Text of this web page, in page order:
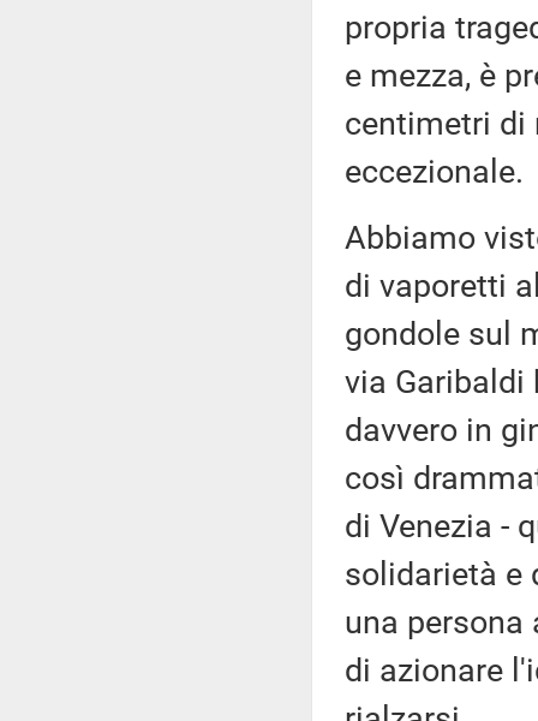
propria
e mezza, è
centimetri di
eccezionale.
Abbiamo
di vaporetti
gondole sul
via Garibaldi
davvero in
così
di Venezia -
solidarietà e
una persona
di azionare